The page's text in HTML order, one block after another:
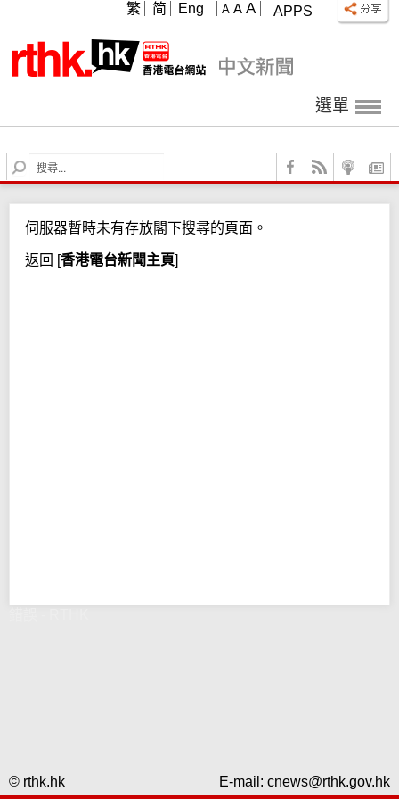
APPS
A A A
繁 简 Eng
選單
S
e
c
h
伺服器暫時未有存放閣下搜尋的頁面。
返回 [香港電台新聞主頁]
© rthk.hk E-mail: cnews@rthk.gov.hk